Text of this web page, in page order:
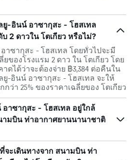
ยู-อินน์ อาซากุสะ - โฮสเทล
2 ดาวใน โตเกียว หรือไม่?
าซากุสะ - โฮสเทล โดยทั่วไปจะมี
ของโรงแรม 2 ดาว ใน โตเกียว โดย
ดได้ว่าจะต้องจ่าย ฿3,384 ต่อคืนใน
ยู-อินน์ อาซากุสะ - โฮสเทล จะให้
ว่า 25% ของราคาเฉลี่ยของ โตเกียว
าซากุสะ - โฮสเทล อยู่ใกล้
มบิน ท่าอากาศยานนานาชาติ
ะเดินทางจาก สนามบิน ท่า